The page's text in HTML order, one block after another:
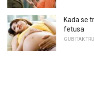
Kada se
fetusa
GUBITAK